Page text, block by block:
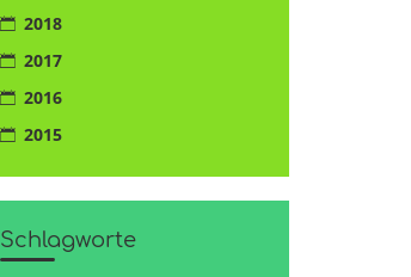
2018
2017
2016
2015
Schlagworte